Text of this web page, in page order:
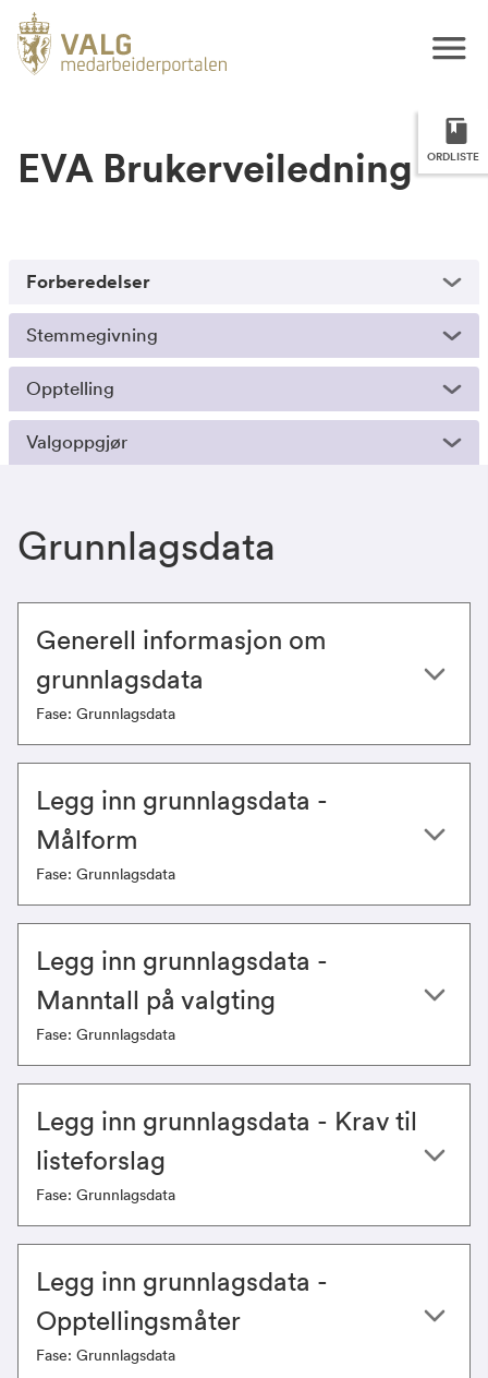
ORDLISTE
EVA Brukerveiledning
Forberedelser
Stemmegivning
Opptelling
Valgoppgjør
Grunnlagsdata
Generell informasjon om
grunnlagsdata
Fase: Grunnlagsdata
Legg inn grunnlagsdata -
Målform
Fase: Grunnlagsdata
Legg inn grunnlagsdata -
Manntall på valgting
Fase: Grunnlagsdata
Legg inn grunnlagsdata - ​​​​​​Krav til
listeforslag
Fase: Grunnlagsdata
Legg inn grunnlagsdata -
Opptellingsmåter
Fase: Grunnlagsdata